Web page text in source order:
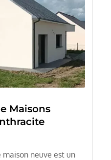
Maisons
maison neuve est un